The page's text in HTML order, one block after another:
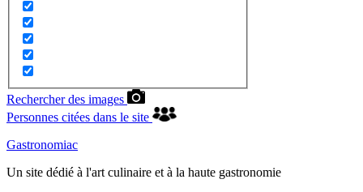
Rechercher des images
Personnes citées dans le site
Gastronomiac
Un site dédié à l'art culinaire et à la haute gastronomie